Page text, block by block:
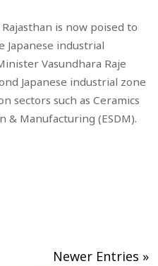
is now poised to
industrial
Vasundhara Raje
Japanese industrial zone
sectors such as Ceramics
& Manufacturing (ESDM).
Newer Entries »